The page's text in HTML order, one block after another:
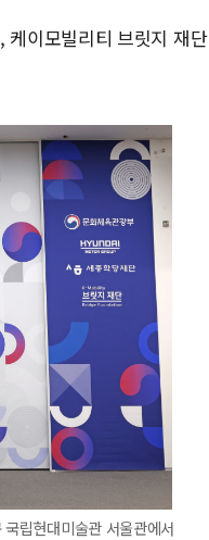
이모빌리티 브릿지 재단
립현대미술관 서울관에서